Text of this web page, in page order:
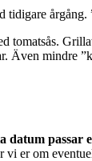
tomatsås.
Även
vi er om